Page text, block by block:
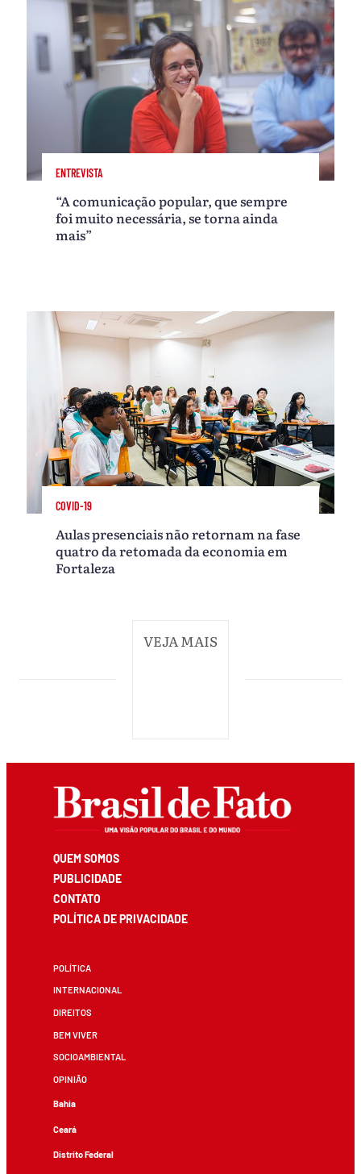
ENTREVISTA
“A comunicação popular, que sempre
foi muito necessária, se torna ainda
mais”
COVID-19
Aulas presenciais não retornam na fase
quatro da retomada da economia em
Fortaleza
VEJA MAIS
QUEM SOMOS
PUBLICIDADE
CONTATO
POLÍTICA DE PRIVACIDADE
POLÍTICA
INTERNACIONAL
DIREITOS
BEM VIVER
SOCIOAMBIENTAL
OPINIÃO
Bahia
Ceará
Distrito Federal